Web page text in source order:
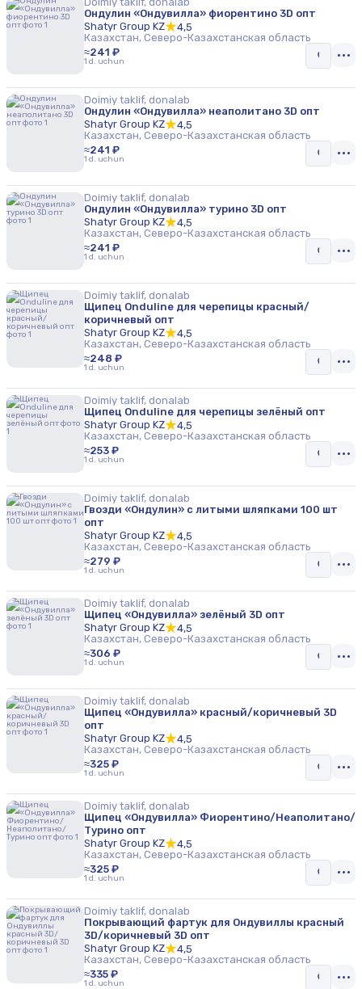
Ондулин «Ондувилла» фиорентино 3D опт
Shatyr Group KZ
4,5
Казахстан, Северо-Казахстанская область
≈241 ₽
1 d. uchun
Doimiy taklif, donalab
Ондулин «Ондувилла» неаполитано 3D опт
Shatyr Group KZ
4,5
Казахстан, Северо-Казахстанская область
≈241 ₽
1 d. uchun
Doimiy taklif, donalab
Ондулин «Ондувилла» турино 3D опт
Shatyr Group KZ
4,5
Казахстан, Северо-Казахстанская область
≈241 ₽
1 d. uchun
Doimiy taklif, donalab
Щипец Onduline для черепицы красный/
коричневый опт
Shatyr Group KZ
4,5
Казахстан, Северо-Казахстанская область
≈248 ₽
1 d. uchun
Doimiy taklif, donalab
Щипец Onduline для черепицы зелёный опт
Shatyr Group KZ
4,5
Казахстан, Северо-Казахстанская область
≈253 ₽
1 d. uchun
Doimiy taklif, donalab
Гвозди «Ондулин» с литыми шляпками 100 шт
опт
Shatyr Group KZ
4,5
Казахстан, Северо-Казахстанская область
≈279 ₽
1 d. uchun
Doimiy taklif, donalab
Щипец «Ондувилла» зелёный 3D опт
Shatyr Group KZ
4,5
Казахстан, Северо-Казахстанская область
≈306 ₽
1 d. uchun
Doimiy taklif, donalab
Щипец «Ондувилла» красный/коричневый 3D
опт
Shatyr Group KZ
4,5
Казахстан, Северо-Казахстанская область
≈325 ₽
1 d. uchun
Doimiy taklif, donalab
Щипец «Ондувилла» Фиорентино/Неаполитано/
Турино опт
Shatyr Group KZ
4,5
Казахстан, Северо-Казахстанская область
≈325 ₽
1 d. uchun
Doimiy taklif, donalab
Покрывающий фартук для Ондувиллы красный
3D/коричневый 3D опт
Shatyr Group KZ
4,5
Казахстан, Северо-Казахстанская область
≈335 ₽
1 d. uchun